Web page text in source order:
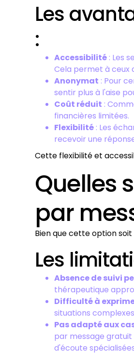
Les
:
Accessibilité : Les
Cela permet à ceux
Anonymat : Pour
sentir plus à l'aise
Coût réduit :
financières limitées.
Flexibilité : Les
recevoir une
Cette flexibilité et
Quelles
par
Bien que cette option
Les
Absence de suivi
thérapeutique
Difficulté à
situations
Pas adapté aux
par message gratuit
d'écoute